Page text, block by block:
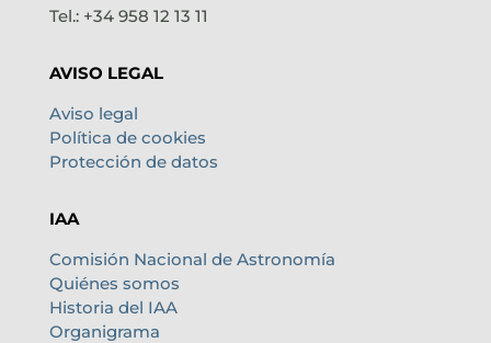
Tel.: +34 958 12 13 11
AVISO LEGAL
Aviso legal
Política de cookies
Protección de datos
IAA
Comisión Nacional de Astronomía
Quiénes somos
Historia del IAA
Organigrama